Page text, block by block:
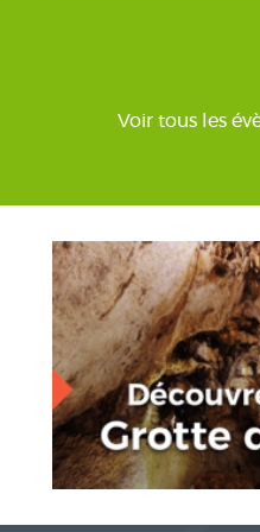
Voir tous les